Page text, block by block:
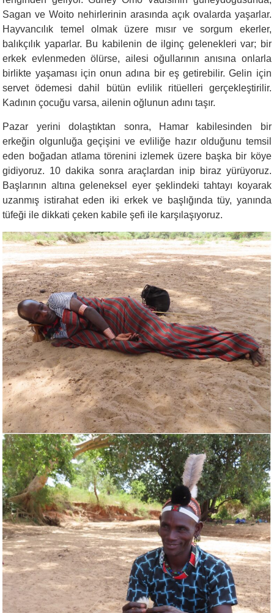
Sagan ve Woito nehirlerinin arasında açık ovalarda yaşarlar.
Hayvancılık temel olmak üzere mısır ve sorgum ekerler,
balıkçılık yaparlar. Bu kabilenin de ilginç gelenekleri var; bir
erkek evlenmeden ölürse, ailesi oğullarının anısına onlarla
birlikte yaşaması için onun adına bir eş getirebilir. Gelin için
servet ödemesi dahil bütün evlilik ritüelleri gerçekleştirilir.
Kadının çocuğu varsa, ailenin oğlunun adını taşır.
Pazar yerini dolaştıktan sonra, Hamar kabilesinden bir
erkeğin olgunluğa geçişini ve evliliğe hazır olduğunu temsil
eden boğadan atlama törenini izlemek üzere başka bir köye
gidiyoruz. 10 dakika sonra araçlardan inip biraz yürüyoruz.
Başlarının altına geleneksel eyer şeklindeki tahtayı koyarak
uzanmış istirahat eden iki erkek ve başlığında tüy, yanında
tüfeği ile dikkati çeken kabile şefi ile karşılaşıyoruz.